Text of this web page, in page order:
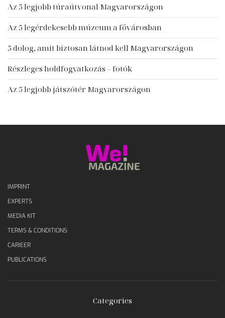
Az 5 legjobb túraútvonal Magyarországon
Az 5 legérdekesebb múzeum a fővárosban
5 dolog, amit biztosan látnod kell Magyarországon
Részleges holdfogyatkozás – fotók
Az 5 legjobb játszótér Magyarországon
IMPRINT
EXPERTS
MEDIA KIT
TERMS & CONDITIONS
CARIEER
PUBLICATIONS
Categories